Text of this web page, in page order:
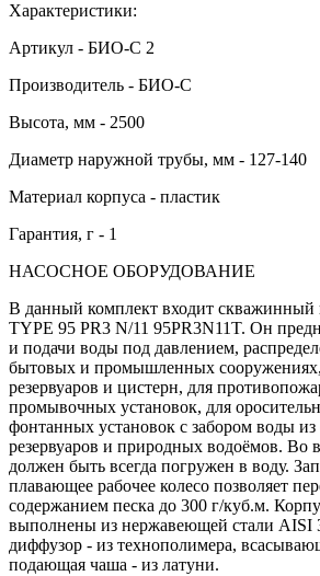
Характеристики:
Артикул - БИО-С 2
Производитель - БИО-С
Высота, мм - 2500
Диаметр наружной трубы, мм - 127-140
Материал корпуса - пластик
Гарантия, г - 1
НАСОСНОЕ ОБОРУДОВАНИЕ
В данный комплект входит скважинный
TYPE 95 PR3 N/11 95PR3N11T. Он
и подачи воды под давлением,
бытовых и промышленных
резервуаров и цистерн, для
промывочных установок, для
фонтанных установок с забором воды
резервуаров и природных водоёмов. Во
должен быть всегда погружен в воду.
плавающее рабочее колесо позволяет
содержанием песка до 300 г/куб.м.
выполнены из нержавеющей стали AISI
диффузор - из технополимера,
подающая чаша - из латуни.